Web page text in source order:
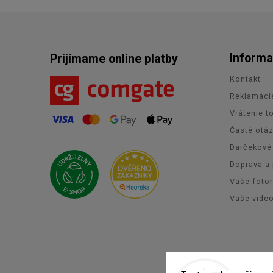
Prijímame online platby
Kontakt
Vrátenie
Časté
Doprava
Vaše
Vaše